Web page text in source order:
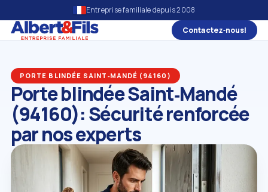
Entreprise familiale depuis 2008
Contactez‑nous!
PORTE BLINDÉE SAINT‑MANDÉ (94160)
Porte blindée Saint‑Mandé
(94160): Sécurité renforcée
par nos experts